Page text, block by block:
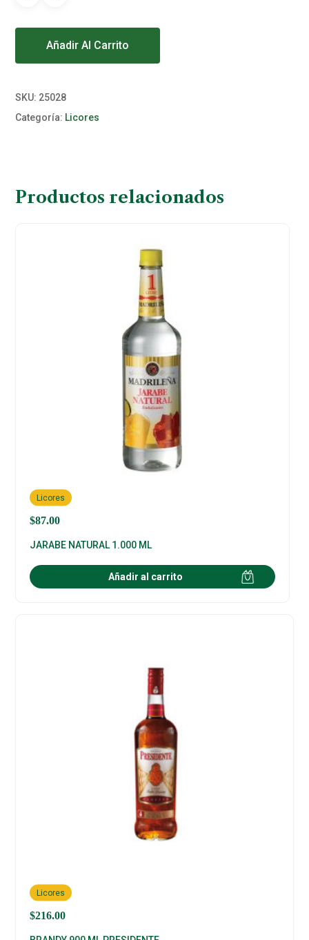
Añadir Al Carrito
SKU: 25028
Categoría: Licores
Productos relacionados
$87.00
Licores
JARABE NATURAL 1.000 ML
Añadir al carrito
$216.00
Licores